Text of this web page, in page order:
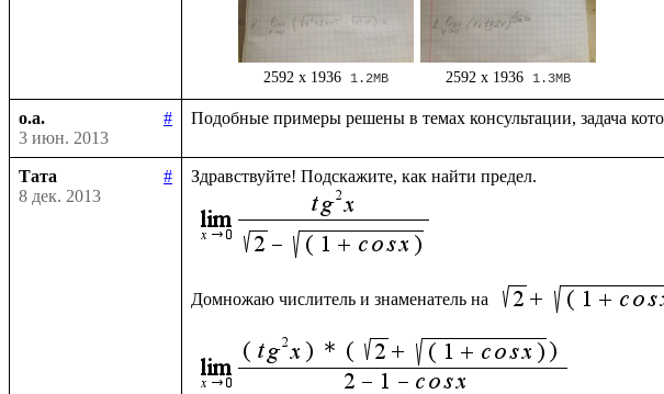
2592 x 1936 1.2MB 2592 x 1936 1.3MB
o.a.
#
3 июн. 2013
Тата
#
8 дек. 2013
Домножаю числитель и знаменатель на